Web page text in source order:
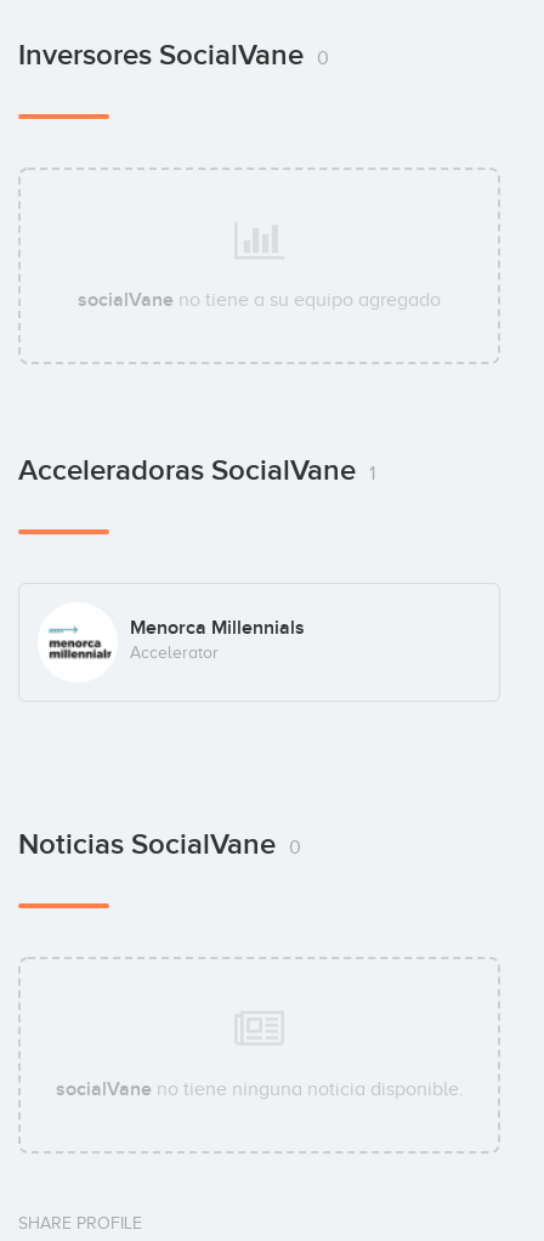
Inversores SocialVane 0
socialVane no tiene a su equipo agregado
Acceleradoras SocialVane 1
Menorca Millennials
Accelerator
Noticias SocialVane 0
socialVaneno tiene ninguna noticia disponible.
SHARE PROFILE